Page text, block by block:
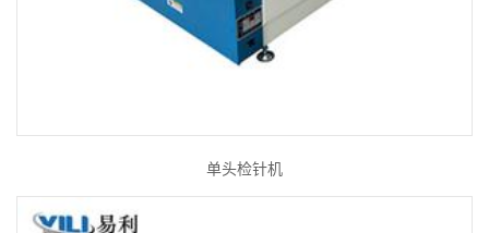
单头检针机